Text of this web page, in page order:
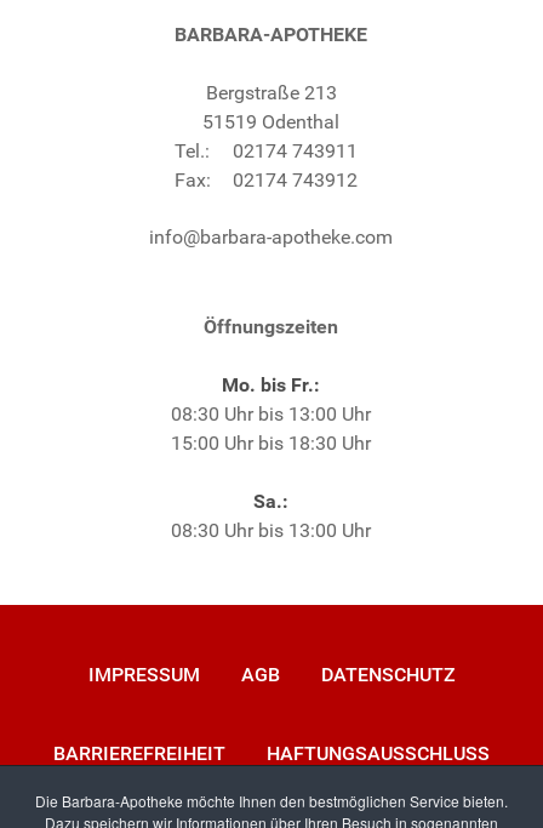
Die Barbara-Apotheke möchte Ihnen den bestmöglichen Service bieten.
Dazu speichern wir Informationen über Ihren Besuch in sogenannten
BARBARA-APOTHEKE
Bergstraße 213
51519 Odenthal
Tel.:
02174 743911
Fax:
02174 743912
info@barbara-apotheke.com
Öffnungszeiten
Mo. bis Fr.:
08:30 Uhr bis 13:00 Uhr
15:00 Uhr bis 18:30 Uhr
Sa.:
08:30 Uhr bis 13:00 Uhr
IMPRESSUM AGB DATENSCHUTZ
BARRIEREFREIHEIT HAFTUNGSAUSSCHLUSS